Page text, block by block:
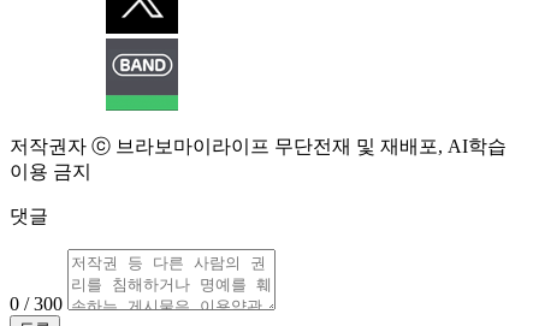
저작권자 ⓒ 브라보마이라이프 무단전재 및 재배포, AI학습
이용 금지
댓글
0 / 300